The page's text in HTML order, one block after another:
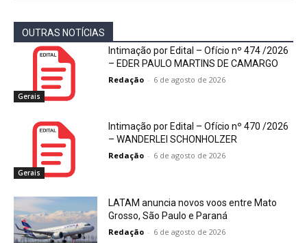
OUTRAS NOTÍCIAS
Gerais
Intimação por Edital – Ofício nº 474 /2026
– EDER PAULO MARTINS DE CAMARGO
Redação - 6 de agosto de 2026
Gerais
Intimação por Edital – Ofício nº 470 /2026
– WANDERLEI SCHONHOLZER
Redação - 6 de agosto de 2026
LATAM anuncia novos voos entre Mato
Grosso, São Paulo e Paraná
Redação - 6 de agosto de 2026